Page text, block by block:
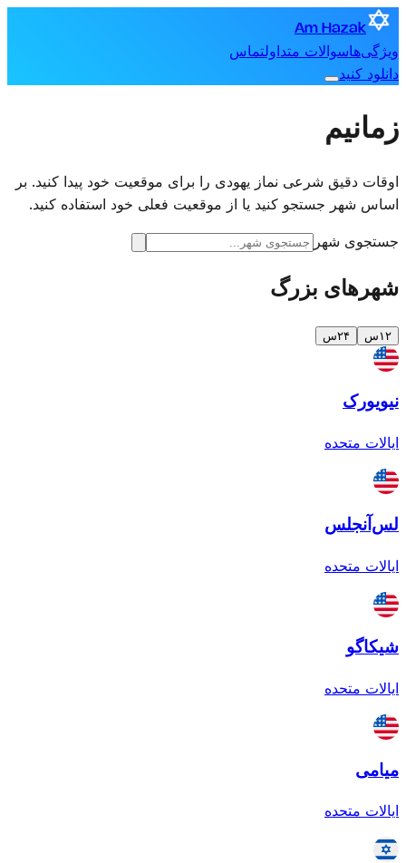
Am Hazak
ویژگی‌هاسوالات متداولتماس
دانلود کنید
زمانیم
اوقات دقیق شرعی نماز یهودی را برای موقعیت خود پیدا کنید. بر
اساس شهر جستجو کنید یا از موقعیت فعلی خود استفاده کنید.
جستجوی شهر
شهرهای بزرگ
۱۲س ۲۴س
نیویورک
ایالات متحده
لس‌آنجلس
ایالات متحده
شیکاگو
ایالات متحده
میامی
ایالات متحده